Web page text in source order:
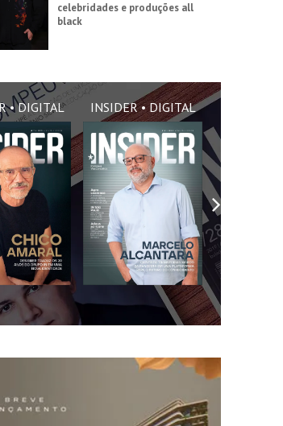
celebridades e produções all
black
• DIGITAL INSIDER • DIGITAL